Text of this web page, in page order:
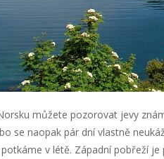
můžete pozorovat jevy
se naopak pár dní vlastně
potkáme v létě. Západní pobřeží